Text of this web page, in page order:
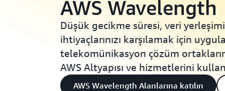
AWS Wavelength
Düşük gecikme süresi, veri yerleşimi
ihtiyaçlarınızı karşılamak için
telekomünikasyon çözüm
AWS Altyapısı ve hizmetlerini
AWS Wavelength Alanlarına katılın